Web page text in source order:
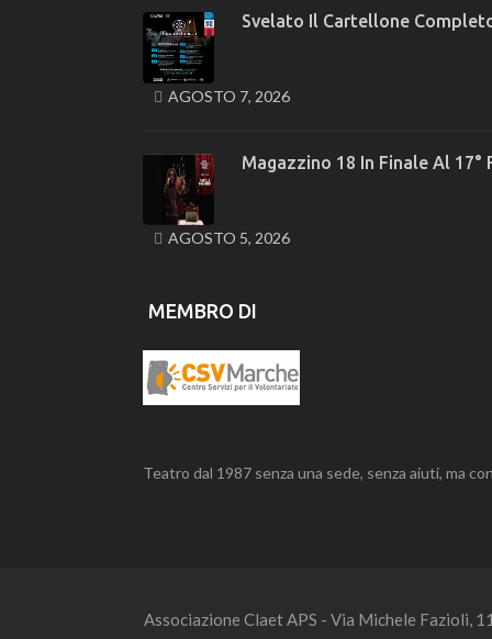
Svelato Il Cartellone
AGOSTO 7, 2026
Magazzino 18 In Finale Al
AGOSTO 5, 2026
MEMBRO DI
Teatro dal 1987 senza una sede, senza aiuti, ma
Associazione Claet APS - Via Michele Fazioli,